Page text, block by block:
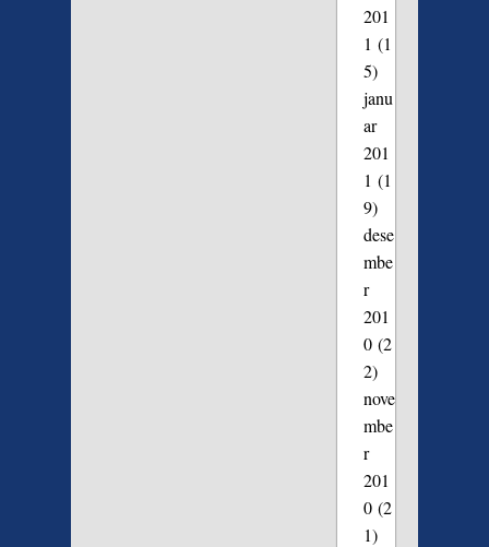
201
1 (1
5)
janu
ar
201
1 (1
9)
dese
mbe
r
201
0(2
2)
nove
mbe
r
201
0(2
1)